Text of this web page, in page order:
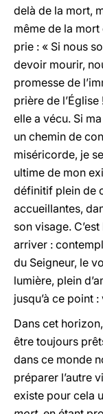
delà de la mort,
même de la mort
prie : « Si nous
devoir mourir,
promesse de
prière de
elle a vécu. Si
un chemin de
miséricorde, je
ultime de mon
définitif plein de
accueillantes,
son visage.
arriver :
du Seigneur, le
lumière, plein
jusqu’à ce point
Dans cet
être toujours
dans ce monde
préparer l’autre
existe pour cela